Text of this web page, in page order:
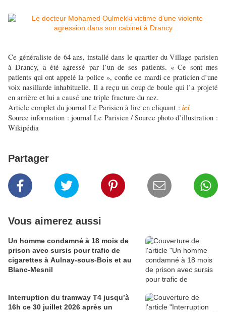
Ce généraliste de 64 ans, installé dans le quartier du Village parisien
à Drancy, a été agressé par l’un de ses patients. « Ce sont mes
patients qui ont appelé la police », confie ce mardi ce praticien d’une
voix nasillarde inhabituelle. Il a reçu un coup de boule qui l’a projeté
en arrière et lui a causé une triple fracture du nez.
Article complet du journal Le Parisien à lire en cliquant : ici
Source information : journal Le Parisien / Source photo d’illustration :
Wikipédia
Partager
Vous aimerez aussi
Un homme condamné à 18 mois de
prison avec sursis pour trafic de
cigarettes à Aulnay-sous-Bois et au
Blanc-Mesnil
Interruption du tramway T4 jusqu’à
16h ce 30 juillet 2026 après un